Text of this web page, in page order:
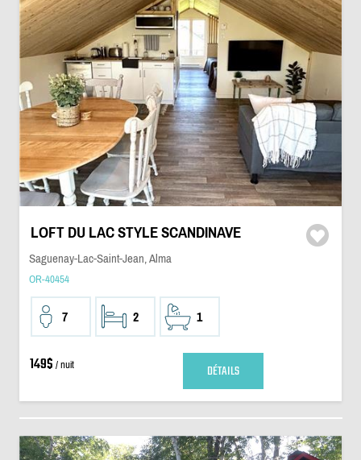
LOFT DU LAC STYLE SCANDINAVE
Saguenay-Lac-Saint-Jean, Alma
OR-40454
7 2 1
149$ / nuit DÉTAILS